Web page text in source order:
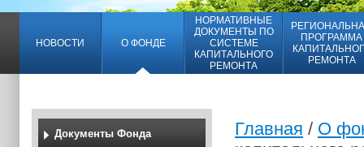
НОВОСТИ О ФОНДЕ
НОРМАТИВНЫЕ
ДОКУМЕНТЫ ПО
СИСТЕМЕ
КАПИТАЛЬНОГО
РЕМОНТА
ПРОГРАММА
РЕМОНТА
Документы Фонда Главная / О